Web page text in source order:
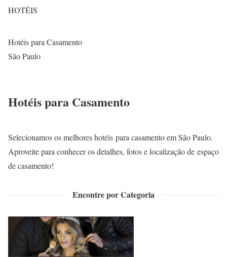
HOTÉIS
Hotéis para Casamento
São Paulo
Hotéis para Casamento
Selecionamos os melhores hotéis para casamento em São Paulo.
Aproveite para conhecer os detalhes, fotos e localização de espaço
de casamento!
Encontre por Categoria